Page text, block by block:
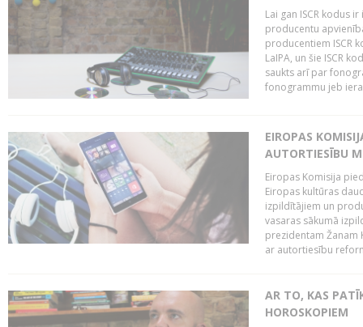
Lai gan ISCR kodus
producentu
producentiem ISCR
LaIPA, un šie ISCR
saukts arī par
fonogrammu jeb
EIROPAS
AUTORTIESĪBU
Eiropas Komisija
Eiropas kultūras
izpildītājiem un
vasaras sākumā
prezidentam Žanam
ar autortiesību
AR TO, KAS
HOROSKOPIEM